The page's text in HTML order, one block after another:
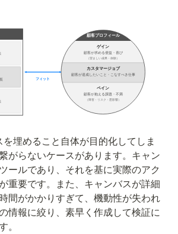
を埋めること自体が目的化してしま
がらないケースがあります。キャン
ールであり、それを基に実際のアク
重要です。また、キャンバスが詳細
間がかかりすぎて、機動性が失われ
情報に絞り、素早く作成して検証に
。